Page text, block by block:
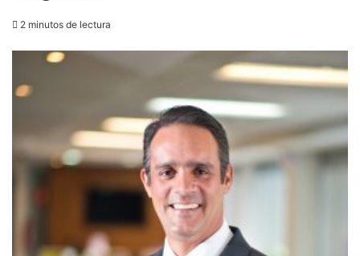
2 minutos de lectura